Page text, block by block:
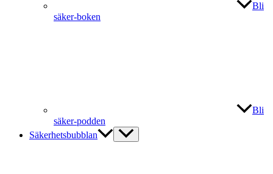
Bli
säker-boken
Bli
säker-podden
Säkerhetsbubblan